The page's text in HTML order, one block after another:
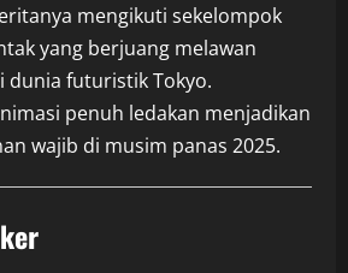
mengikuti sekelompok
yang berjuang melawan
dunia futuristik Tokyo.
penuh ledakan menjadikan
wajib di musim panas 2025.